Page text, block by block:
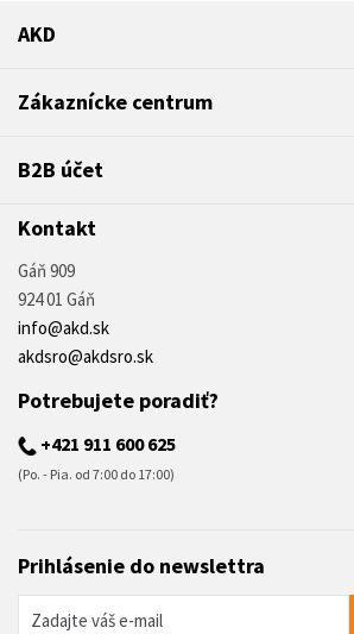
AKD
Zákaznícke centrum
B2B účet
Kontakt
Gáň 909
924 01 Gáň
info@akd.sk
akdsro@akdsro.sk
Potrebujete poradiť?
+421 911 600 625
(Po. - Pia. od 7:00 do 17:00)
Prihlásenie do newslettra